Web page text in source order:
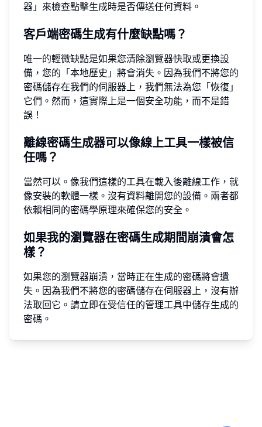
器」來檢查點擊生成時是否傳送任何資料。
客戶端密碼生成有什麼缺點嗎？
唯一的輕微缺點是如果您清除瀏覽器快取或更換設
備，您的「本地歷史」將會消失。因為我們不將您的
密碼儲存在我們的伺服器上，我們無法為您「恢復」
它們。然而，這實際上是一個安全功能，而不是錯
誤！
離線密碼生成器可以像線上工具一樣被信
任嗎？
當然可以。像我們這樣的工具在載入後離線工作，就
像安裝的軟體一樣。沒有資料離開您的設備。兩者都
依賴相同的密碼學原理來確保您的安全。
如果我的瀏覽器在密碼生成期間崩潰會怎
樣？
如果您的瀏覽器崩潰，當時正在生成的密碼將會遺
失。因為我們不將您的密碼儲存在伺服器上，沒有辦
法取回它。請立即在受信任的管理工具中儲存生成的
密碼。